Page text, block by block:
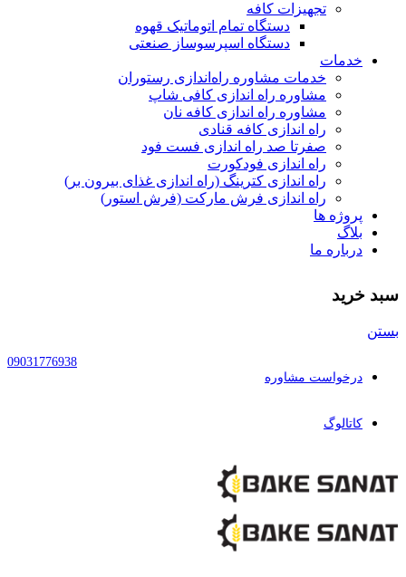
تجهیزات کافه
دستگاه تمام اتوماتیک قهوه
دستگاە اسپرسوساز صنعتی
خدمات
خدمات مشاوره راه‌اندازی رستوران
مشاوره راه اندازی کافی شاپ
مشاوره راه اندازی کافه نان
راه اندازی کافه قنادی
صفرتا صد راه اندازی فست فود
راه اندازی فودکورت
راه اندازی کترینگ (راه‌ اندازی غذای بیرون بر)
راه اندازی فرش مارکت (فرش استور)
پروژه ها
بلاگ
درباره ما
سبد خرید
بستن
09031776938
درخواست مشاوره
کاتالوگ